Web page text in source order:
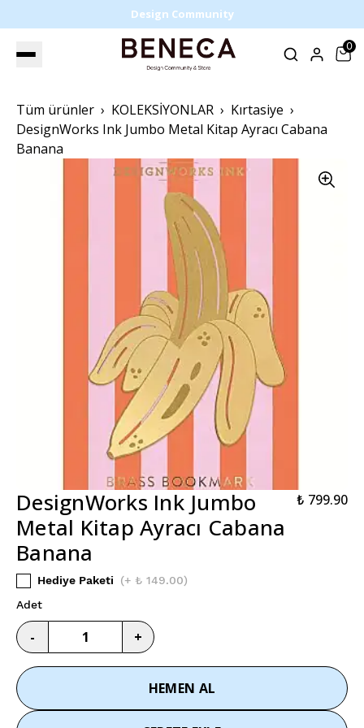
Design Community
0
Tüm ürünler KOLEKSİYONLAR
Kırtasiye
DesignWorks Ink Jumbo Metal Kitap Ayracı Cabana
Banana
DesignWorks Ink Jumbo
Metal Kitap Ayracı Cabana
Banana
₺ 799.90
Hediye Paketi (+ ₺ 149.00)
Adet
- +
HEMEN AL